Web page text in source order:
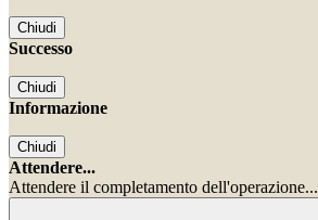
Chiudi
Successo
Chiudi
Informazione
Chiudi
Attendere...
Attendere il completamento dell'operazione...